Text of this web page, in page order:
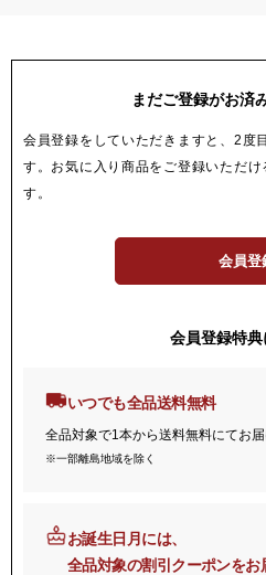
まだご登録がお済
会員登録をしていただきますと、2度
す。お気に入り商品をご登録いただ
す。
会員登
会員登録特典
いつでも全品送料無料
全品対象で1本から送料無料にてお届
※一部離島地域を除く
お誕生日月には、
全品対象の割引クーポンをお